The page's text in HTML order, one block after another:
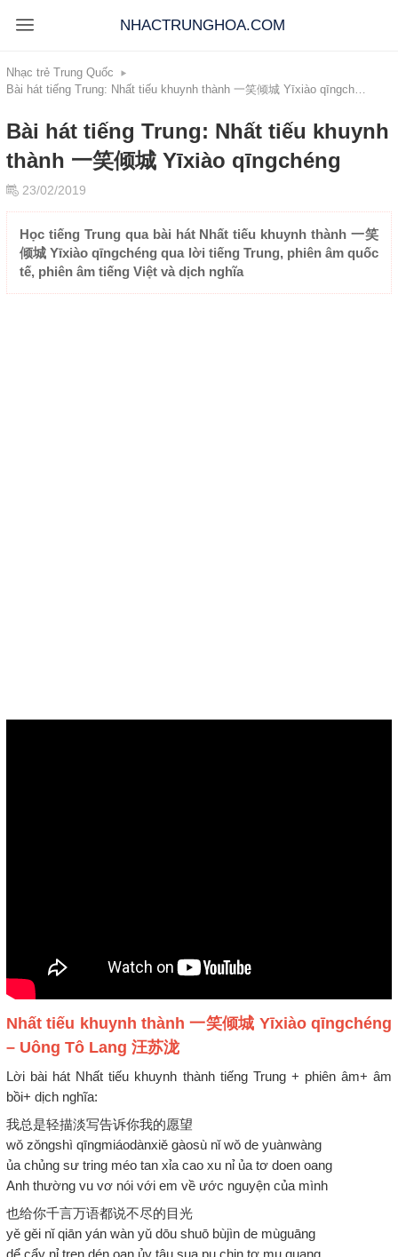
NHACTRUNGHOA.COM
Nhạc trẻ Trung Quốc
Bài hát tiếng Trung: Nhất tiếu khuynh
thành 一笑倾城 Yīxiào qīngchéng
23/02/2019
Học tiếng Trung qua bài hát Nhất tiếu khuynh thành 一笑
倾城 Yīxiào qīngchéng qua lời tiếng Trung, phiên âm quốc
tế, phiên âm tiếng Việt và dịch nghĩa
Nhất tiếu khuynh thành 一笑倾城 Yīxiào qīngchéng
– Uông Tô Lang 汪苏泷
Lời bài hát Nhất tiếu khuynh thành tiếng Trung + phiên âm+ âm
bồi+ dịch nghĩa:
我总是轻描淡写告诉你我的愿望
wǒ zǒngshì qīngmiáodànxiě gàosù nǐ wǒ de yuànwàng
ủa chủng sư tring méo tan xỉa cao xu nỉ ủa tơ doen oang
Anh thường vu vơ nói với em về ước nguyện của mình
也给你千言万语都说不尽的目光
yě gěi nǐ qiān yán wàn yǔ dōu shuō bùjìn de mùguāng
dể cẩy nỉ tren dén oan ủy tâu sua pu chin tơ mu quang